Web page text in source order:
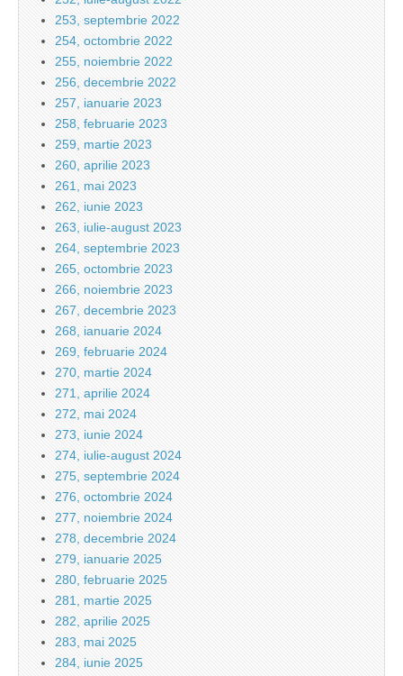
253, septembrie 2022
254, octombrie 2022
255, noiembrie 2022
256, decembrie 2022
257, ianuarie 2023
258, februarie 2023
259, martie 2023
260, aprilie 2023
261, mai 2023
262, iunie 2023
263, iulie-august 2023
264, septembrie 2023
265, octombrie 2023
266, noiembrie 2023
267, decembrie 2023
268, ianuarie 2024
269, februarie 2024
270, martie 2024
271, aprilie 2024
272, mai 2024
273, iunie 2024
274, iulie-august 2024
275, septembrie 2024
276, octombrie 2024
277, noiembrie 2024
278, decembrie 2024
279, ianuarie 2025
280, februarie 2025
281, martie 2025
282, aprilie 2025
283, mai 2025
284, iunie 2025